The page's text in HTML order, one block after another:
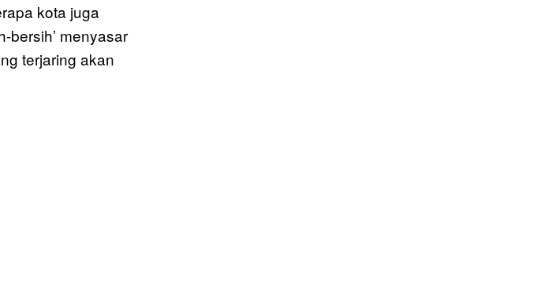
kota juga
bersih’ menyasar
terjaring akan